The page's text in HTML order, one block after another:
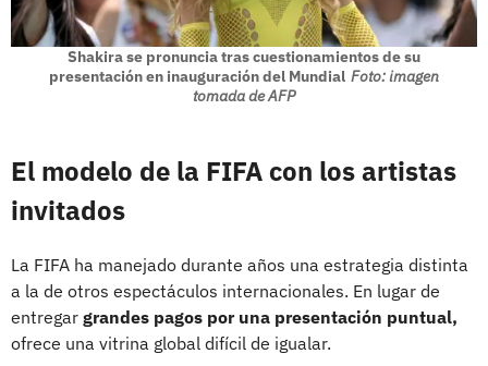
Shakira se pronuncia tras cuestionamientos de su
presentación en inauguración del Mundial Foto: imagen
tomada de AFP
El modelo de la FIFA con los artistas
invitados
La FIFA ha manejado durante años una estrategia distinta
a la de otros espectáculos internacionales. En lugar de
entregar grandes pagos por una presentación puntual,
ofrece una vitrina global difícil de igualar.